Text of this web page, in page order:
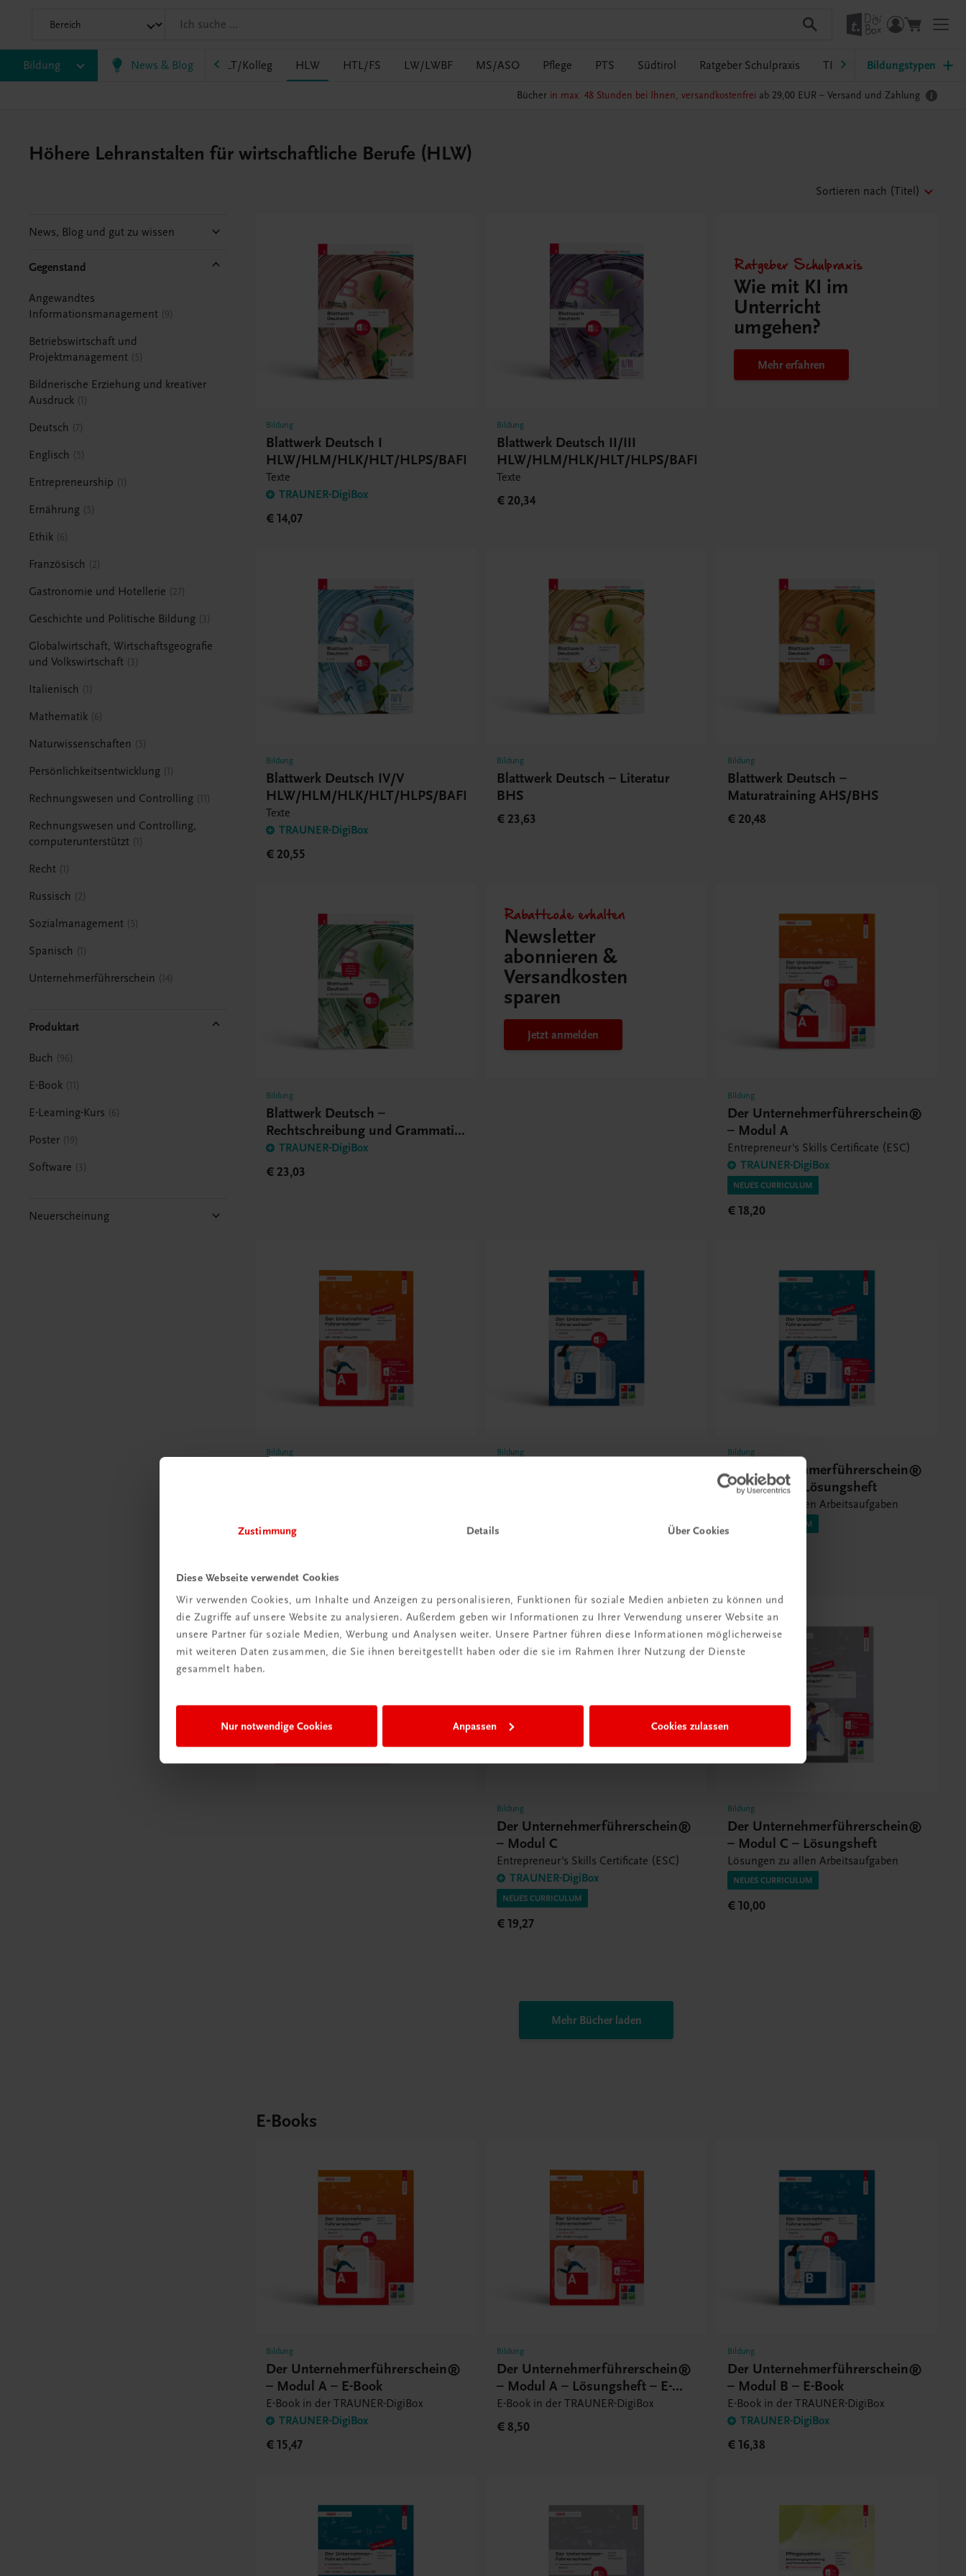
Zustimmung Details Über Cookies
Diese Webseite verwendet Cookies
Wir verwenden Cookies, um Inhalte und Anzeigen zu personalisieren, Funktionen für soziale Medien anbieten zu können und
die Zugriffe auf unsere Website zu analysieren. Außerdem geben wir Informationen zu Ihrer Verwendung unserer Website an
unsere Partner für soziale Medien, Werbung und Analysen weiter. Unsere Partner führen diese Informationen möglicherweise
mit weiteren Daten zusammen, die Sie ihnen bereitgestellt haben oder die sie im Rahmen Ihrer Nutzung der Dienste
gesammelt haben.
Nur notwendige Cookies Anpassen Cookies zulassen
Bildung News & Blog
HF/TFS HLM/HLK HLPS/FSB HLT/Kolleg HLW HTL/FS LW/LWBF MS/ASO Pflege PTS Südtirol Ratgeber Schulpraxis TRAUNER-DigiBox
Bildungstypen
Bücher in max. 48 Stunden bei Ihnen, versandkostenfrei ab 29,00 EUR – Versand und Zahlung
Höhere Lehranstalten für wirtschaftliche Berufe (HLW)
Sortieren nach (Titel)
News, Blog und gut zu wissen
Gegenstand
Angewandtes
Informationsmanagement 9
Betriebswirtschaft und
Projektmanagement
5
Bildnerische Erziehung und kreativer
Ausdruck 1
Deutsch 7
Englisch 5
Entrepreneurship 1
Ernährung 5
Ethik 6
Französisch 2
Gastronomie und Hotellerie 27
Geschichte und Politische Bildung 3
Globalwirtschaft, Wirtschaftsgeografie
und Volkswirtschaft
3
Italienisch 1
Mathematik 6
Naturwissenschaften 5
Persönlichkeitsentwicklung 1
Rechnungswesen und Controlling 11
Rechnungswesen und Controlling,
computerunterstützt 1
Recht 1
Russisch 2
Sozialmanagement 5
Spanisch 1
Unternehmerführerschein 14
Produktart
Buch 96
E-Book 11
E-Learning-Kurs 6
Poster 19
Software 3
Neuerscheinung
Bildung
Blattwerk Deutsch I
HLW/HLM/HLK/HLT/HLPS/BAFEP/BASOP
Texte
TRAUNER-DigiBox
€ 14,07
Bildung
Blattwerk Deutsch II/III
HLW/HLM/HLK/HLT/HLPS/BAFEP/BASOP
Texte
€ 20,34
Ratgeber Schulpraxis
Wie mit KI im
Unterricht
umgehen?
Mehr erfahren
Bildung
Blattwerk Deutsch IV/V
HLW/HLM/HLK/HLT/HLPS/BAFEP/BASOP
Texte
TRAUNER-DigiBox
€ 20,55
Bildung
Blattwerk Deutsch – Literatur
BHS
€ 23,63
Bildung
Blattwerk Deutsch –
Maturatraining AHS/BHS
€ 20,48
Bildung
Blattwerk Deutsch –
Rechtschreibung und Grammatik
BHS/BMS
TRAUNER-DigiBox
€ 23,03
Rabattcode erhalten
Newsletter
abonnieren &
Versandkosten
sparen
Jetzt anmelden
Bildung
Der Unternehmerführerschein®
– Modul A
Entrepreneur's Skills Certificate (ESC)
TRAUNER-DigiBox
NEUES CURRICULUM
€ 18,20
Bildung Bildung Bildung
Der Unternehmerführerschein®
– Modul B – Lösungsheft
Lösungen zu allen Arbeitsaufgaben
NEUES CURRICULUM
Unterricht
Jetzt entdecken
Bildung
Der Unternehmerführerschein®
– Modul C
Entrepreneur's Skills Certificate (ESC)
TRAUNER-DigiBox
NEUES CURRICULUM
€ 19,27
Bildung
Der Unternehmerführerschein®
– Modul C – Lösungsheft
Lösungen zu allen Arbeitsaufgaben
NEUES CURRICULUM
€ 10,00
Mehr Bücher laden
E-Books
Bildung
Der Unternehmerführerschein®
– Modul A – E-Book
E-Book in der TRAUNER-DigiBox
TRAUNER-DigiBox
€ 15,47
Bildung
Der Unternehmerführerschein®
– Modul A – Lösungsheft – E-
Book
E-Book in der TRAUNER-DigiBox
€ 8,50
Bildung
Der Unternehmerführerschein®
– Modul B – E-Book
E-Book in der TRAUNER-DigiBox
TRAUNER-DigiBox
€ 16,38